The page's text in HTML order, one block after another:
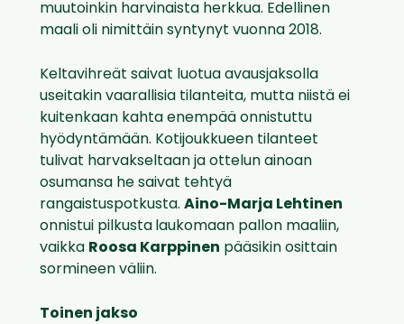
muutoinkin harvinaista herkkua. Edellinen
maali oli nimittäin syntynyt vuonna 2018.
Keltavihreät saivat luotua avausjaksolla
useitakin vaarallisia tilanteita, mutta niistä ei
kuitenkaan kahta enempää onnistuttu
hyödyntämään. Kotijoukkueen tilanteet
tulivat harvakseltaan ja ottelun ainoan
osumansa he saivat tehtyä
rangaistuspotkusta. Aino-Marja Lehtinen
onnistui pilkusta laukomaan pallon maaliin,
vaikka Roosa Karppinen pääsikin osittain
sormineen väliin.
Toinen jakso